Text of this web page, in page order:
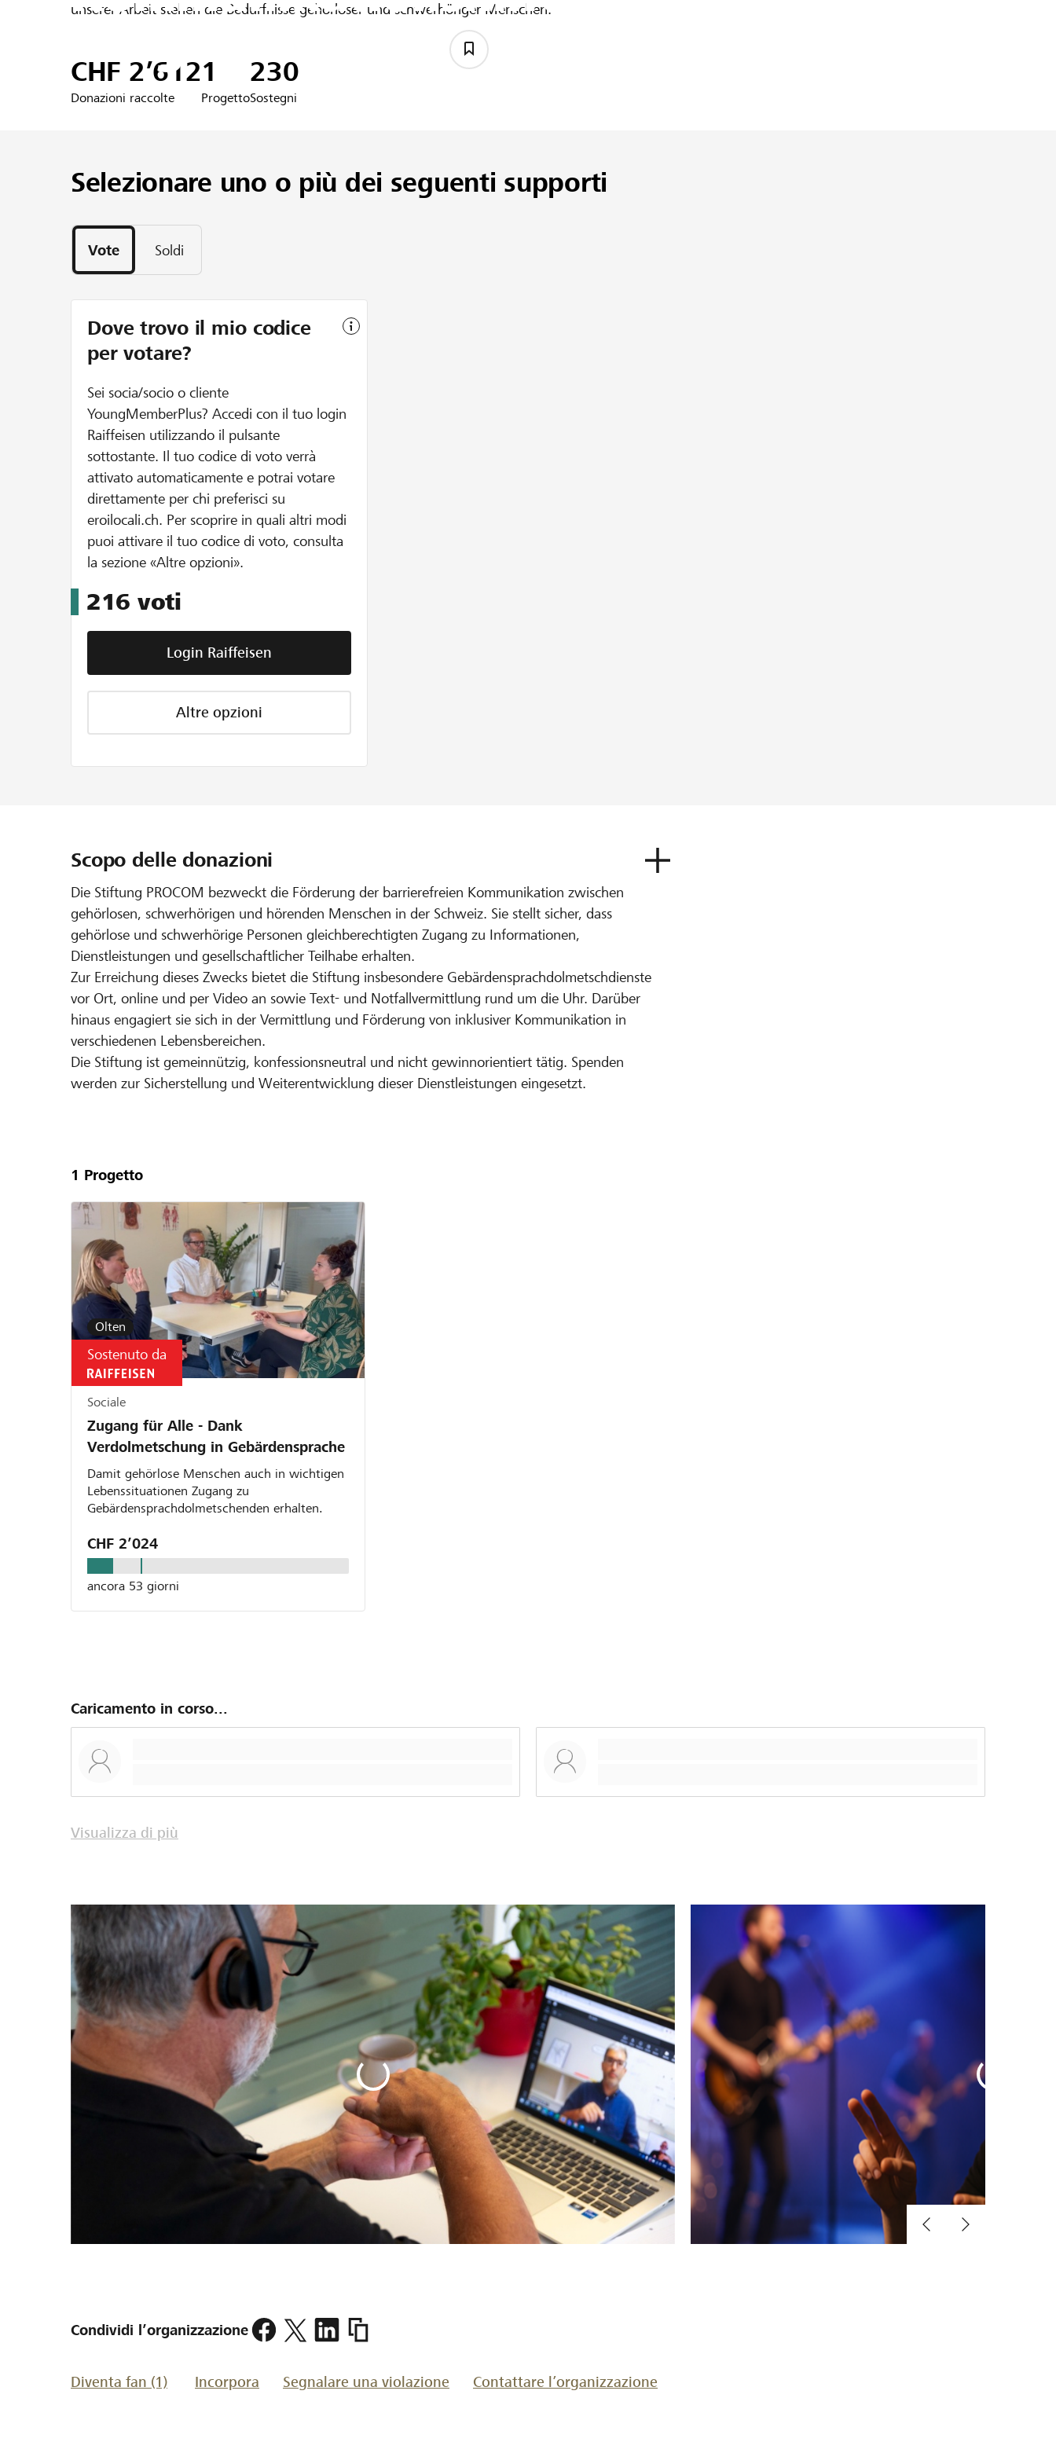
unserer Arbeit stehen die Bedürfnisse gehörloser und schwerhöriger Menschen.
CHF 2’612
Donazioni raccolte
1
Progetto
230
Sostegni
Selezionare uno o più dei seguenti supporti
Vote Soldi
Dove trovo il mio codice
per votare?
Sei socia/socio o cliente
YoungMemberPlus? Accedi con il tuo login
Raiffeisen utilizzando il pulsante
sottostante. Il tuo codice di voto verrà
attivato automaticamente e potrai votare
direttamente per chi preferisci su
eroilocali.ch. Per scoprire in quali altri modi
puoi attivare il tuo codice di voto, consulta
la sezione «Altre opzioni».
216 voti
Login Raiffeisen
Altre opzioni
Scopo delle donazioni
Die Stiftung PROCOM bezweckt die Förderung der barrierefreien Kommunikation zwischen
gehörlosen, schwerhörigen und hörenden Menschen in der Schweiz. Sie stellt sicher, dass
gehörlose und schwerhörige Personen gleichberechtigten Zugang zu Informationen,
Dienstleistungen und gesellschaftlicher Teilhabe erhalten.
Zur Erreichung dieses Zwecks bietet die Stiftung insbesondere Gebärdensprachdolmetschdienste
vor Ort, online und per Video an sowie Text- und Notfallvermittlung rund um die Uhr. Darüber
hinaus engagiert sie sich in der Vermittlung und Förderung von inklusiver Kommunikation in
verschiedenen Lebensbereichen.
Die Stiftung ist gemeinnützig, konfessionsneutral und nicht gewinnorientiert tätig. Spenden
werden zur Sicherstellung und Weiterentwicklung dieser Dienstleistungen eingesetzt.
Projekte
1 Progetto
Olten
Sostenuto da
Sociale
Zugang für Alle - Dank
Verdolmetschung in Gebärdensprache
Damit gehörlose Menschen auch in wichtigen
Lebenssituationen Zugang zu
Gebärdensprachdolmetschenden erhalten.
CHF 2’024
ancora 53 giorni
Caricamento in corso...
Visualizza di più
Condividi l’organizzazione
https://www.lokalhelden.ch/it/stiftung-
procom
Diventa fan (1) Incorpora Segnalare una violazione Contattare l’organizzazione